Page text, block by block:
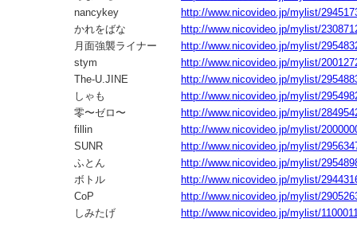
nancykey
http://www.nicovideo.jp/mylist/
かれをばな
http://www.nicovideo.jp/mylist/
月面強襲ライナー
http://www.nicovideo.jp/mylist/
stym
http://www.nicovideo.jp/mylist/
The-U.JINE
http://www.nicovideo.jp/mylist/
しゃも
http://www.nicovideo.jp/mylist/
零〜ゼロ〜
http://www.nicovideo.jp/mylist/
fillin
http://www.nicovideo.jp/mylist/
SUNR
http://www.nicovideo.jp/mylist/
ふとん
http://www.nicovideo.jp/mylist/
ボトル
http://www.nicovideo.jp/mylist/
CoP
http://www.nicovideo.jp/mylist/
しみたげ
http://www.nicovideo.jp/mylist/